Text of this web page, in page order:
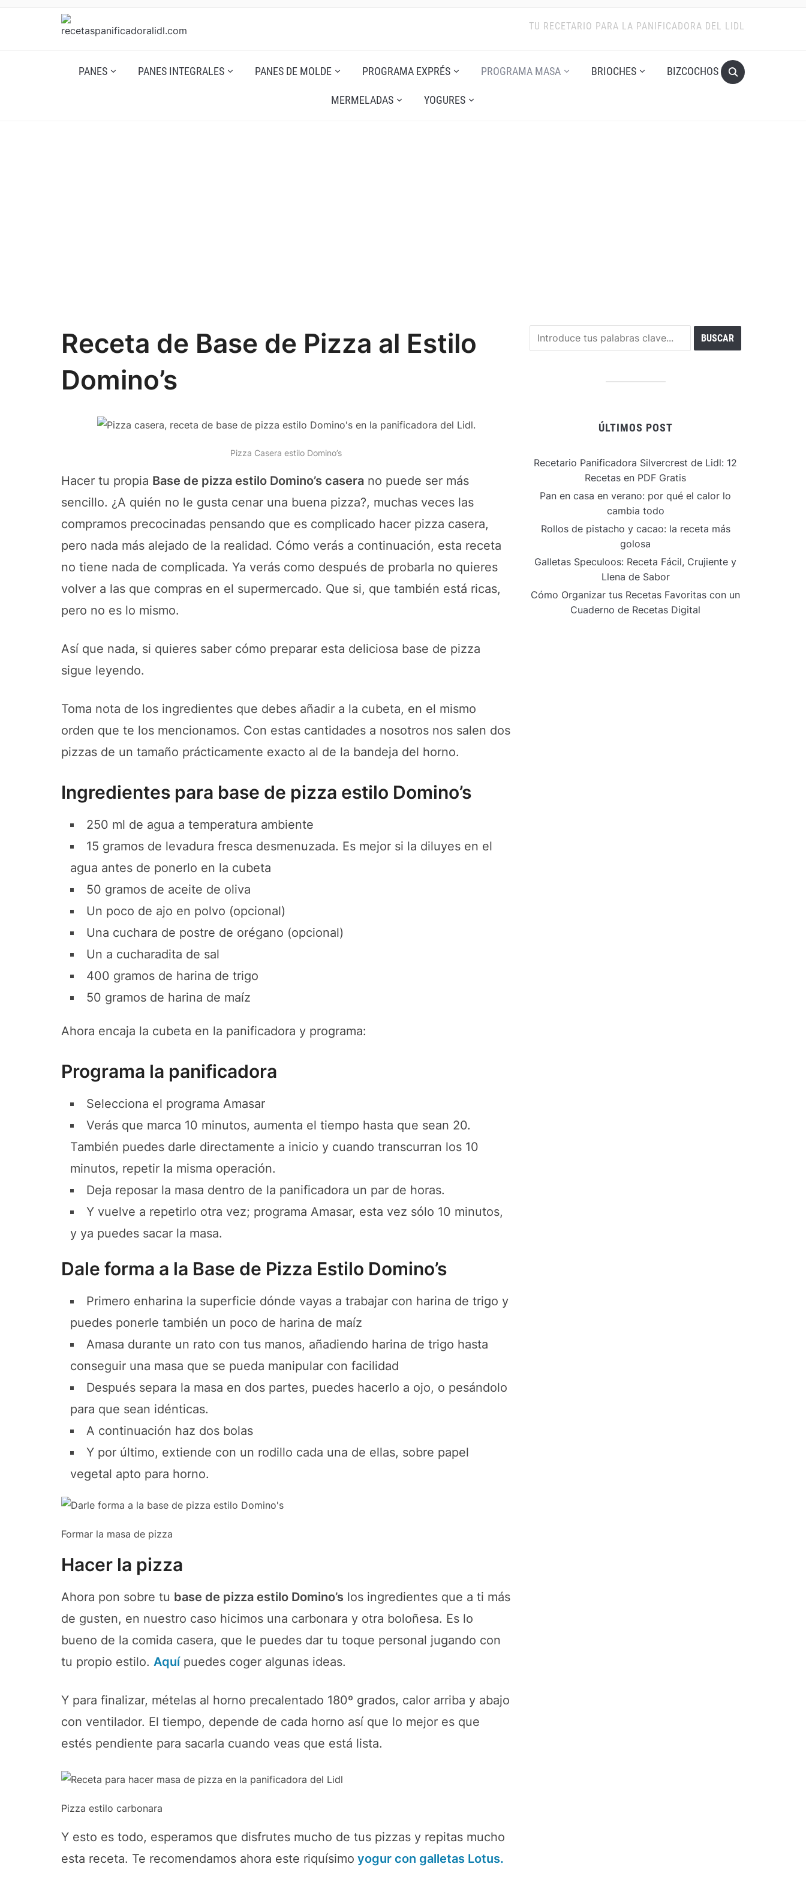
TU RECETARIO PARA LA PANIFICADORA DEL LIDL
PANES PANES INTEGRALES PANES DE MOLDE PROGRAMA EXPRÉS PROGRAMA MASA BRIOCHES BIZCOCHOS
MERMELADAS YOGURES
Receta de Base de Pizza al Estilo
Domino’s
Pizza Casera estilo Domino’s
Hacer tu propia Base de pizza estilo Domino’s casera no puede ser más
sencillo. ¿A quién no le gusta cenar una buena pizza?, muchas veces las
compramos precocinadas pensando que es complicado hacer pizza casera,
pero nada más alejado de la realidad. Cómo verás a continuación, esta receta
no tiene nada de complicada. Ya verás como después de probarla no quieres
volver a las que compras en el supermercado. Que si, que también está ricas,
pero no es lo mismo.
Así que nada, si quieres saber cómo preparar esta deliciosa base de pizza
sigue leyendo.
Toma nota de los ingredientes que debes añadir a la cubeta, en el mismo
orden que te los mencionamos. Con estas cantidades a nosotros nos salen dos
pizzas de un tamaño prácticamente exacto al de la bandeja del horno.
Ingredientes para base de pizza estilo Domino’s
250 ml de agua a temperatura ambiente
15 gramos de levadura fresca desmenuzada. Es mejor si la diluyes en el
agua antes de ponerlo en la cubeta
50 gramos de aceite de oliva
Un poco de ajo en polvo (opcional)
Una cuchara de postre de orégano (opcional)
Un a cucharadita de sal
400 gramos de harina de trigo
50 gramos de harina de maíz
Ahora encaja la cubeta en la panificadora y programa:
Programa la panificadora
Selecciona el programa Amasar
Verás que marca 10 minutos, aumenta el tiempo hasta que sean 20.
También puedes darle directamente a inicio y cuando transcurran los 10
minutos, repetir la misma operación.
Deja reposar la masa dentro de la panificadora un par de horas.
Y vuelve a repetirlo otra vez; programa Amasar, esta vez sólo 10 minutos,
y ya puedes sacar la masa.
Dale forma a la Base de Pizza Estilo Domino’s
Primero enharina la superficie dónde vayas a trabajar con harina de trigo y
puedes ponerle también un poco de harina de maíz
Amasa durante un rato con tus manos, añadiendo harina de trigo hasta
conseguir una masa que se pueda manipular con facilidad
Después separa la masa en dos partes, puedes hacerlo a ojo, o pesándolo
para que sean idénticas.
A continuación haz dos bolas
Y por último, extiende con un rodillo cada una de ellas, sobre papel
vegetal apto para horno.
Formar la masa de pizza
Hacer la pizza
Ahora pon sobre tu base de pizza estilo Domino’s los ingredientes que a ti más
de gusten, en nuestro caso hicimos una carbonara y otra boloñesa. Es lo
bueno de la comida casera, que le puedes dar tu toque personal jugando con
tu propio estilo. Aquípuedes coger algunas ideas.
Y para finalizar, mételas al horno precalentado 180º grados, calor arriba y abajo
con ventilador. El tiempo, depende de cada horno así que lo mejor es que
estés pendiente para sacarla cuando veas que está lista.
Pizza estilo carbonara
Y esto es todo, esperamos que disfrutes mucho de tus pizzas y repitas mucho
esta receta. Te recomendamos ahora este riquísimo yogur con galletas Lotus.
ÚLTIMOS POST
Recetario Panificadora Silvercrest de Lidl: 12
Recetas en PDF Gratis
Pan en casa en verano: por qué el calor lo
cambia todo
Rollos de pistacho y cacao: la receta más
golosa
Galletas Speculoos: Receta Fácil, Crujiente y
Llena de Sabor
Cómo Organizar tus Recetas Favoritas con un
Cuaderno de Recetas Digital